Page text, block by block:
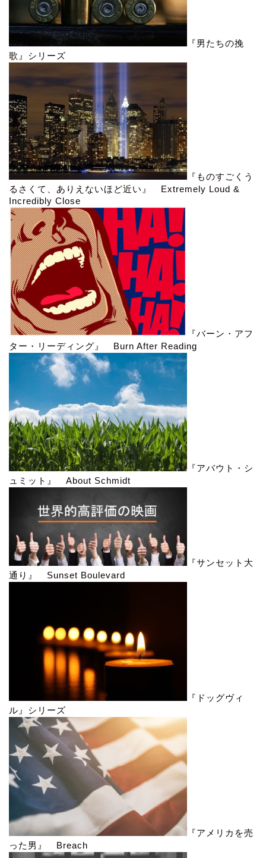
『男たちの挽
歌』シリーズ
『ものすごくう
るさくて、ありえないほど近い』 Extremely Loud &
Incredibly Close
『バーン・アフ
ター・リーディング』 Burn After Reading
『アバウト・シ
ュミット』 About Schmidt
『サンセット大
通り』 Sunset Boulevard
『ドッグヴィ
ル』シリーズ
『アメリカを売
った男』 Breach